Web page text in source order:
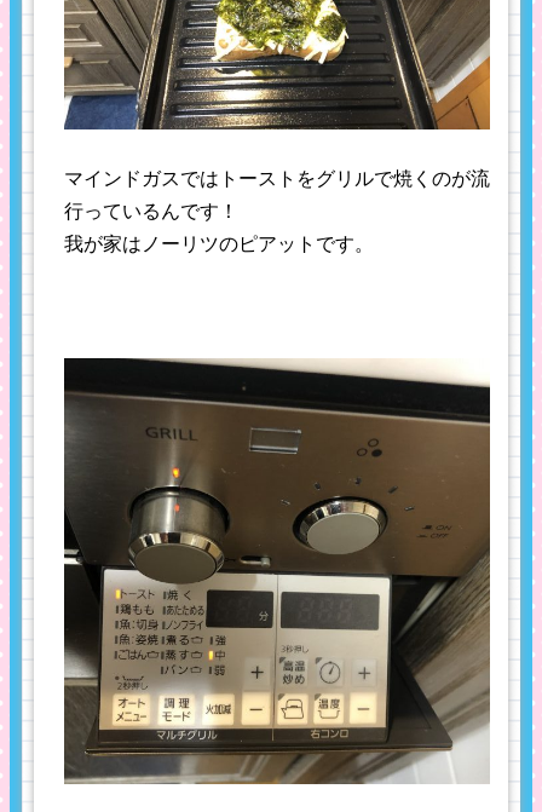
マインドガスではトーストをグリルで焼くのが流
行っているんです！
我が家はノーリツのピアットです。